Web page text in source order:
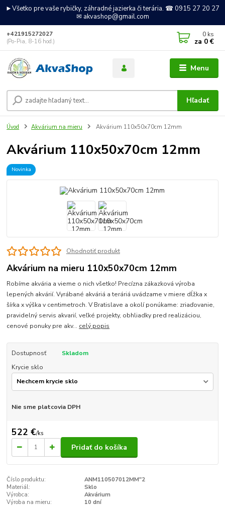
►Všetko pre vaše rybičky, záhradné jazierka či terária. ☎ 0915 27 20 27
✉ akvashop@gmail.com
Menu
Hľadať
+421915272027
(Po-Pia, 8-16 hod.)
0 ks
za 0 €
Úvod Akvárium na mieru Akvárium 110x50x70cm 12mm
Akvárium 110x50x70cm 12mm
Novinka
Ohodnotiť produkt
Akvárium na mieru 110x50x70cm 12mm
Robíme akvária a vieme o nich všetko! Precízna zákazková výroba
lepených akvárií. Vyrábané akváriá a teráriá uvádzame v miere dĺžka x
šírka x výška v centimetroch. V Bratislave a okolí ponúkame: zriaďovanie,
pravidelný servis akvarií, veľké projekty, obhliadky pred realizáciou,
cenové ponuky pre akv... celý popis
Dostupnosť
Skladom
Krycie sklo
Nie sme platcovia DPH
522 €/ks
Pridať do košíka
Číslo produktu:
ANM110507012MM"2
Materiál:
Sklo
Výrobca:
Akvárium
Výroba na mieru:
10 dní